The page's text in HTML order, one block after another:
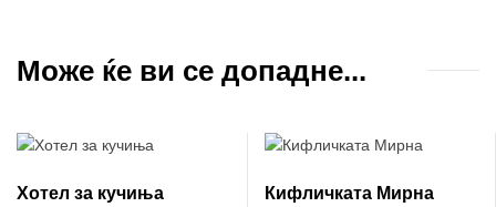
Може ќе ви се допадне...
Хотел за кучиња Кифличката Мирна